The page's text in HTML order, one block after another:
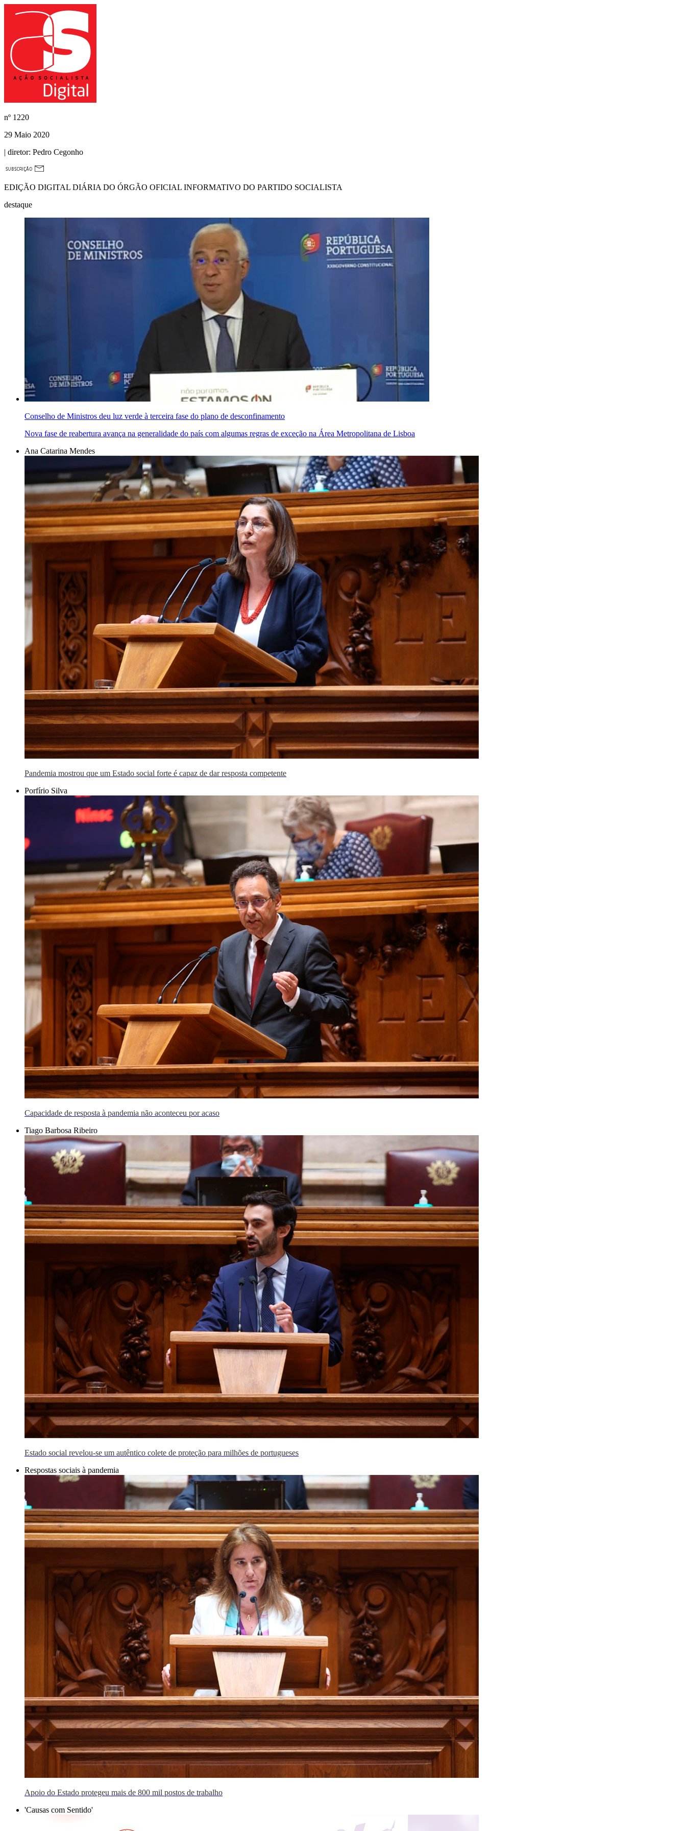
nº 1220
29 Maio 2020
| diretor: Pedro Cegonho
EDIÇÃO DIGITAL DIÁRIA DO ÓRGÃO OFICIAL INFORMATIVO DO PARTIDO SOCIALISTA
destaque
Conselho de Ministros deu luz verde à terceira fase do plano de desconfinamento
Nova fase de reabertura avança na generalidade do país com algumas regras de exceção na Área Metropolitana de Lisboa
Ana Catarina Mendes
Pandemia mostrou que um Estado social forte é capaz de dar resposta competente
Porfírio Silva
Capacidade de resposta à pandemia não aconteceu por acaso
Tiago Barbosa Ribeiro
Estado social revelou-se um autêntico colete de proteção para milhões de portugueses
Respostas sociais à pandemia
Apoio do Estado protegeu mais de 800 mil postos de trabalho
'Causas com Sentido'